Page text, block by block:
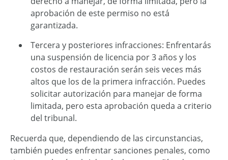
aprobación de este permiso no está
garantizada.
Tercera y posteriores infracciones: Enfrentarás
una suspensión de licencia por 3 años y los
costos de restauración serán seis veces más
altos que los de la primera infracción. Puedes
solicitar autorización para manejar de forma
limitada, pero esta aprobación queda a criterio
del tribunal.
Recuerda que, dependiendo de las circunstancias,
también puedes enfrentar sanciones penales, como